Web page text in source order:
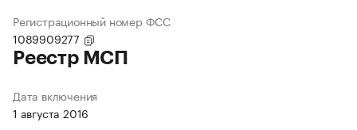
Регистрационный номер ФСС
1089909277
Реестр МСП
Дата включения
1 августа 2016